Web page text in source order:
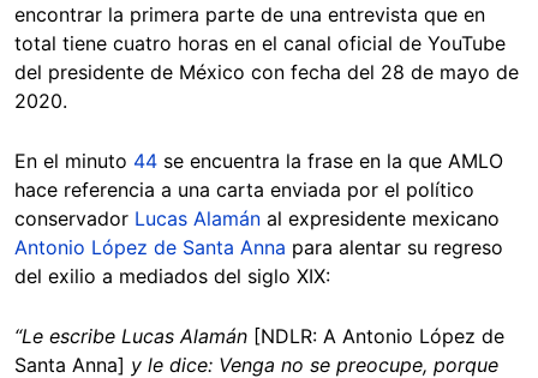
encontrar la primera parte de una entrevista que en
total tiene cuatro horas en el canal oficial de YouTube
del presidente de México con fecha del 28 de mayo de
2020.
En el minuto 44 se encuentra la frase en la que AMLO
hace referencia a una carta enviada por el político
conservador Lucas Alamán al expresidente mexicano
Antonio López de Santa Anna para alentar su regreso
del exilio a mediados del siglo XIX:
“Le escribe Lucas Alamán [NDLR: A Antonio López de
Santa Anna] y le dice: Venga no se preocupe, porque